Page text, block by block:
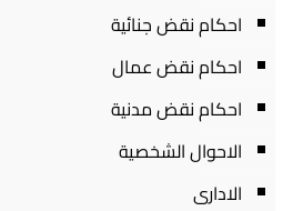
احكام نقض جنائية
احكام نقض عمال
احكام نقض مدنية
الاحوال الشخصية
الادارى